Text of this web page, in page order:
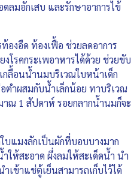
ลมอักเสบ และรักษาอาการไข้
องอืด ท้องเฟื้อ ช่วยลดอาการ
โรคกระเพอาหารได้ด้วย ช่วยขับ
กลื้อนน้ำนมบริเวณใบหน้าเด็ก
ตำผสมกับน้ำเล็กน้อย ทาบริเวณ
ณ 1 สัปดาห์ รอยกลากน้ำนมก็จะ
บแมงลักเป็นผักที่บอบบางมาก
ให้สะอาด ผึ่งลมให้สะเด็ดน้ำ นำ
เข้าแช่ตู้เย็นสามารถเก็บไว้ได้